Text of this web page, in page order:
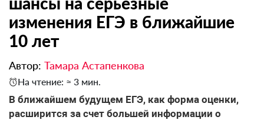
изменения ЕГЭ в ближайшие
10 лет
Автор: Тамара Астапенкова
На чтение: ≈ 3 мин.
В ближайшем будущем ЕГЭ, как форма оценки,
расширится за счет большей информации о